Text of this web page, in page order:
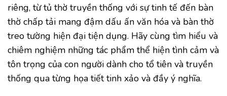
riêng, từ tủ thờ truyền thống với sự tinh tế đến bàn
thờ chấp tải mang đậm dấu ấn văn hóa và bàn thờ
treo tường hiện đại tiện dụng. Hãy cùng tìm hiểu và
chiêm nghiệm những tác phẩm thể hiện tình cảm và
tôn trọng của con người dành cho tổ tiên và truyền
thống qua từng họa tiết tinh xảo và đầy ý nghĩa.